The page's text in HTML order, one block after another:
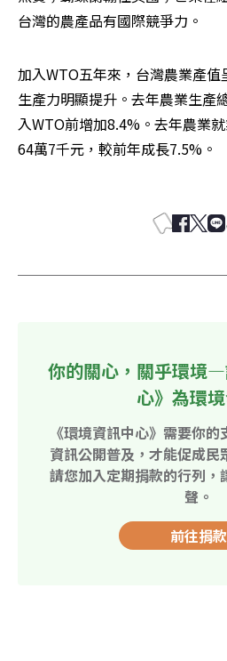
台灣的農產品有國際競爭力。
加入WTO五年來，台灣農業產
生產力明顯提升。去年農業生產
入WTO前增加8.4%。去年農業
64萬7千元，較前年成長7.5%。
你的關心，關乎環境
心》為環
《環境資訊中心》需要你
資訊公開普及，才能促成民
請您加入定期捐款的行列，
聲。
前往捐款